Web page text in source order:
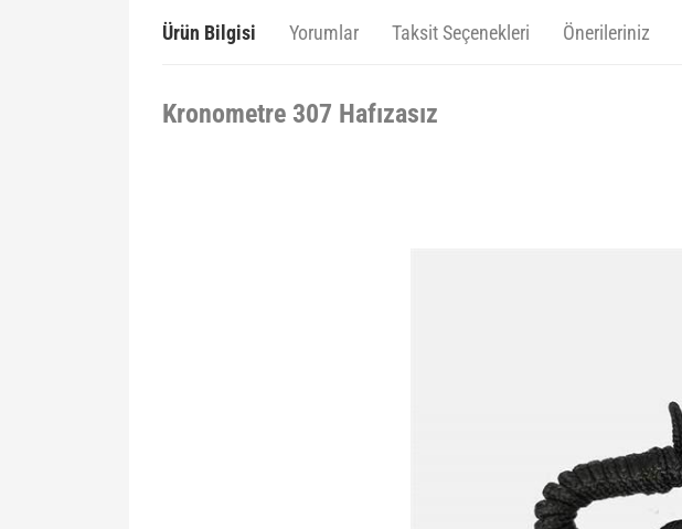
Ürün Bilgisi Yorumlar Taksit Seçenekleri Önerileriniz
Kronometre 307 Hafızasız